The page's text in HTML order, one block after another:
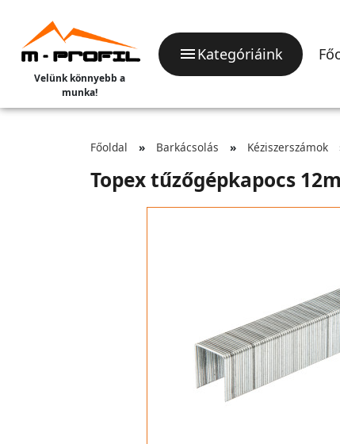
Velünk könnyebb a
munka!
Kategóriáink
Főoldal Barkácsolás Kéziszerszámok
Topex tűzőgépkapocs